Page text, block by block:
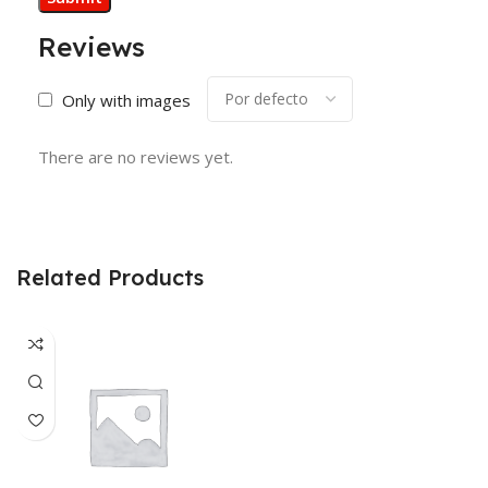
Reviews
Only with images
There are no reviews yet.
Related Products